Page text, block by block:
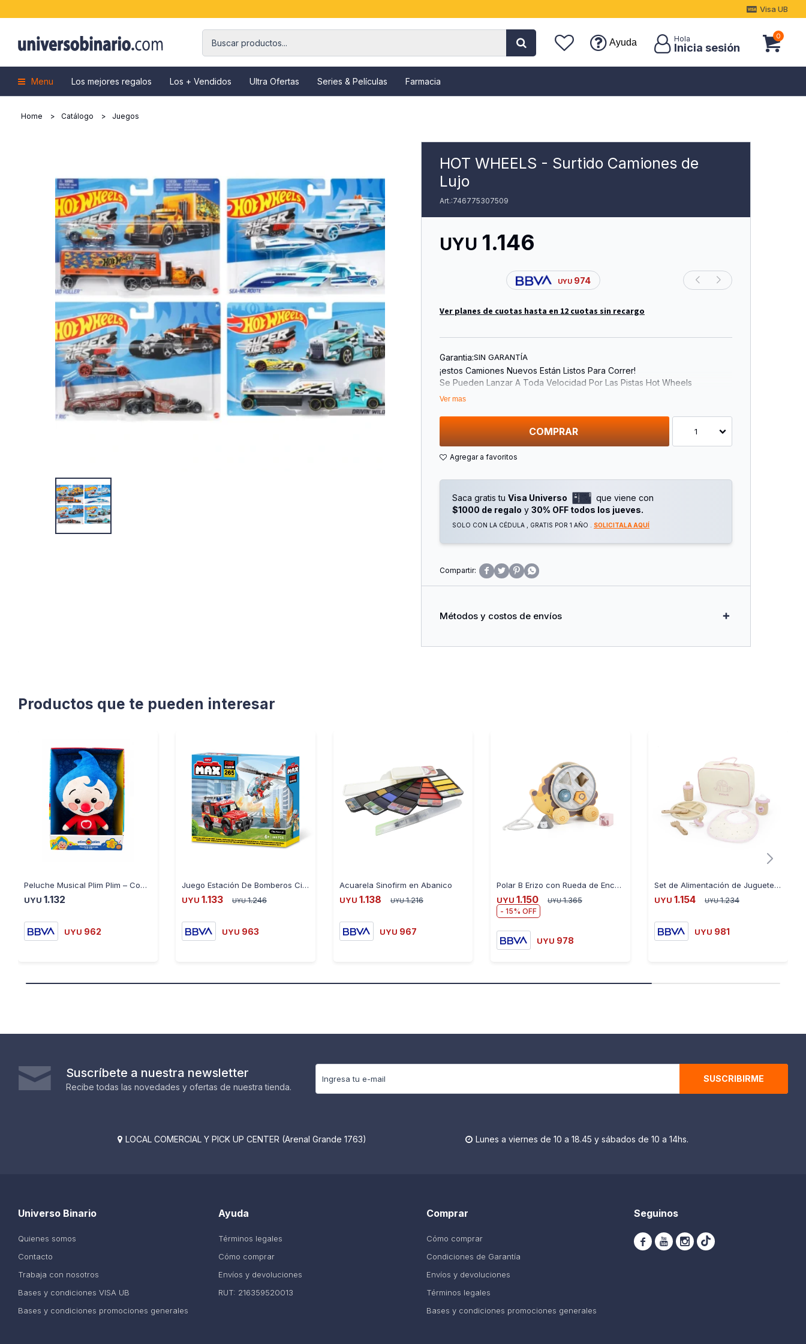
Menu Los mejores regalos Los + Vendidos Ultra Ofertas Series & Películas Farmacia
Ayuda
0
Visa UB
Home Catálogo Juegos
HOT WHEELS - Surtido Camiones de
Lujo
746775307509
UYU 1.146
UYU 974
Ver planes de cuotas hasta en 12 cuotas sin recargo
Garantia:SIN GARANTÍA
¡estos Camiones Nuevos Están Listos Para Correr!
Se Pueden Lanzar A Toda Velocidad Por Las Pistas Hot Wheels
¡las Cabinas Y Los Remolques De Los Camiones Se Pueden Intercambiar!
Este Producto Viene Desde El Fabricante En Forma De Un Surtido Variado
De Modelos Y/O Colores
Ver mas
COMPRAR 1
Saca gratis tu Visa Universo
que viene con
$1000 de regalo y 30% OFF todos los jueves.
SOLO CON LA CÉDULA , GRATIS POR 1 AÑO . SOLICITALA AQUÍ
   
Métodos y costos de envíos
Productos que te pueden interesar
Peluche Musical Plim Plim – Con Canciones y Sonidos 30cm - AZUL
UYU 1.132
UYU 962
Juego Estación De Bomberos City 265 Piezas
UYU 1.133 UYU 1.246
UYU 963
Acuarela Sinofirm en Abanico
UYU 1.138 UYU 1.216
UYU 967
Polar B Erizo con Rueda de Encastre 44025
UYU 1.150 UYU 1.365
15
UYU 978
Set de Alimentación de Juguete Polar B
UYU 1.154 UYU 1.234
UYU 981
Suscríbete a nuestra newsletter
Recibe todas las novedades y ofertas de nuestra tienda.
SUSCRIBIRME
 LOCAL COMERCIAL Y PICK UP CENTER (Arenal Grande 1763)  Lunes a viernes de 10 a 18.45 y sábados de 10 a 14hs.
Ayuda
Términos legales
Cómo comprar
Envíos y devoluciones
RUT: 216359520013
Universo Binario
Quienes somos
Contacto
Trabaja con nosotros
Bases y condiciones VISA UB
Bases y condiciones promociones generales
Comprar
Cómo comprar
Condiciones de Garantía
Envíos y devoluciones
Términos legales
Bases y condiciones promociones generales
Seguinos
  